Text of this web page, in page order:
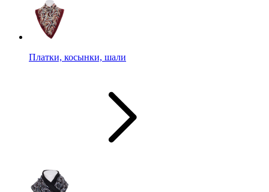
Платки, косынки, шали